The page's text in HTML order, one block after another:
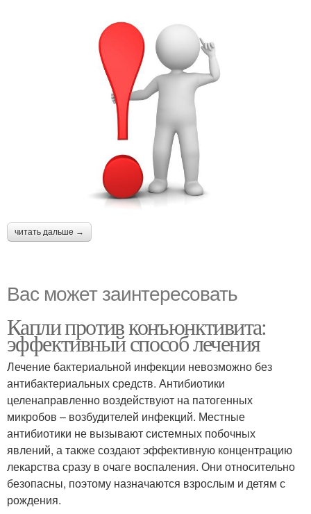
читать дальше →
Вас может заинтересовать
Капли против конъюнктивита:
эффективный способ лечения
Лечение бактериальной инфекции невозможно без
антибактериальных средств. Антибиотики
целенаправленно воздействуют на патогенных
микробов – возбудителей инфекций. Местные
антибиотики не вызывают системных побочных
явлений, а также создают эффективную концентрацию
лекарства сразу в очаге воспаления. Они относительно
безопасны, поэтому назначаются взрослым и детям с
рождения.